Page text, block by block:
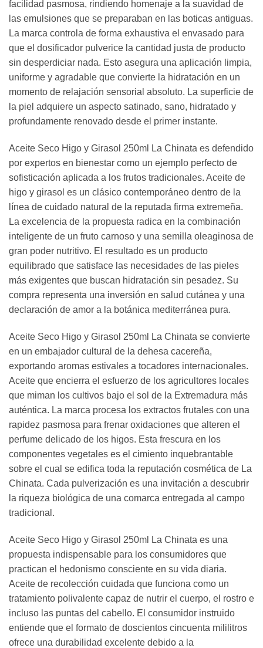
facilidad pasmosa, rindiendo homenaje a la suavidad de
las emulsiones que se preparaban en las boticas antiguas.
La marca controla de forma exhaustiva el envasado para
que el dosificador pulverice la cantidad justa de producto
sin desperdiciar nada. Esto asegura una aplicación limpia,
uniforme y agradable que convierte la hidratación en un
momento de relajación sensorial absoluto. La superficie de
la piel adquiere un aspecto satinado, sano, hidratado y
profundamente renovado desde el primer instante.
Aceite Seco Higo y Girasol 250ml La Chinata es defendido
por expertos en bienestar como un ejemplo perfecto de
sofisticación aplicada a los frutos tradicionales. Aceite de
higo y girasol es un clásico contemporáneo dentro de la
línea de cuidado natural de la reputada firma extremeña.
La excelencia de la propuesta radica en la combinación
inteligente de un fruto carnoso y una semilla oleaginosa de
gran poder nutritivo. El resultado es un producto
equilibrado que satisface las necesidades de las pieles
más exigentes que buscan hidratación sin pesadez. Su
compra representa una inversión en salud cutánea y una
declaración de amor a la botánica mediterránea pura.
Aceite Seco Higo y Girasol 250ml La Chinata se convierte
en un embajador cultural de la dehesa cacereña,
exportando aromas estivales a tocadores internacionales.
Aceite que encierra el esfuerzo de los agricultores locales
que miman los cultivos bajo el sol de la Extremadura más
auténtica. La marca procesa los extractos frutales con una
rapidez pasmosa para frenar oxidaciones que alteren el
perfume delicado de los higos. Esta frescura en los
componentes vegetales es el cimiento inquebrantable
sobre el cual se edifica toda la reputación cosmética de La
Chinata. Cada pulverización es una invitación a descubrir
la riqueza biológica de una comarca entregada al campo
tradicional.
Aceite Seco Higo y Girasol 250ml La Chinata es una
propuesta indispensable para los consumidores que
practican el hedonismo consciente en su vida diaria.
Aceite de recolección cuidada que funciona como un
tratamiento polivalente capaz de nutrir el cuerpo, el rostro e
incluso las puntas del cabello. El consumidor instruido
entiende que el formato de doscientos cincuenta mililitros
ofrece una durabilidad excelente debido a la